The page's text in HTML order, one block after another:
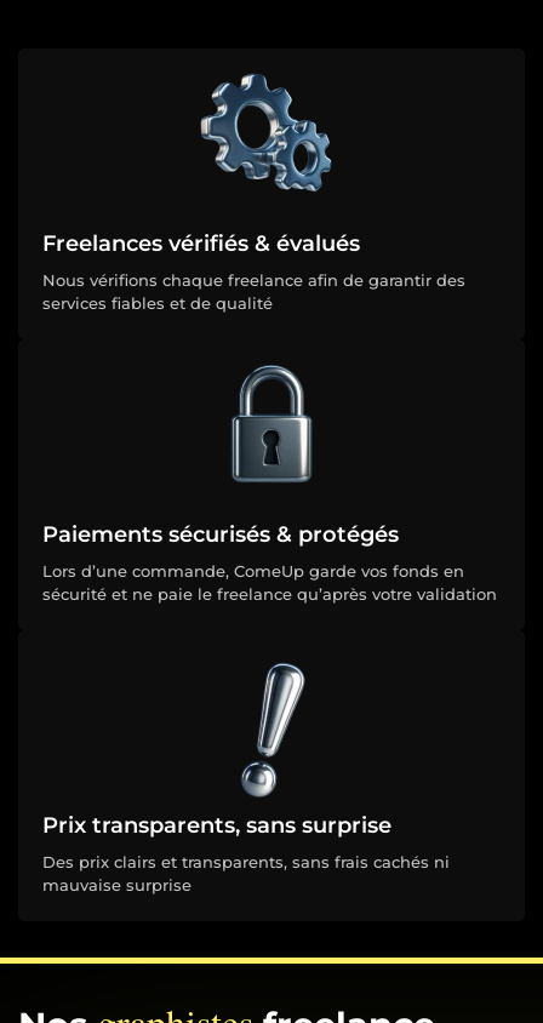
Freelances vérifiés & évalués
Nous vérifions chaque freelance afin de garantir des
services fiables et de qualité
Paiements sécurisés & protégés
Lors d’une commande, ComeUp garde vos fonds en
sécurité et ne paie le freelance qu’après votre validation
Prix transparents, sans surprise
Des prix clairs et transparents, sans frais cachés ni
mauvaise surprise